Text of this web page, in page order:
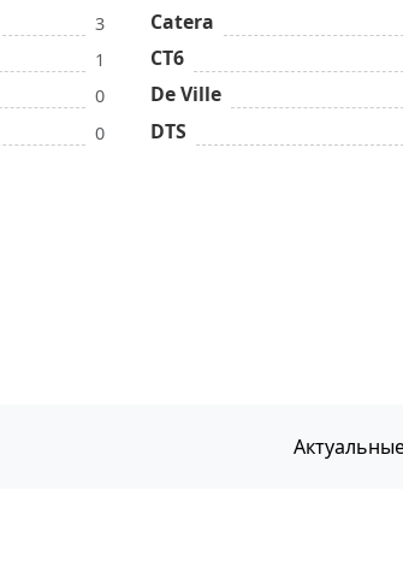
3
1
0
0
Catera
CT6
De Ville
DTS